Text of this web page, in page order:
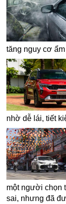
tăng nguy cơ
nhờ dễ lái, tiết
một người chọn
sai, nhưng đã